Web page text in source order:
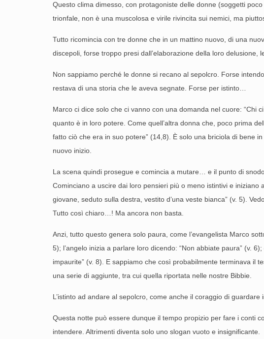
Questo clima dimesso, con protagoniste delle donne (soggetti
trionfale, non è una muscolosa e virile rivincita sui nemici, ma
Tutto ricomincia con tre donne che in un mattino nuovo, di una
discepoli, forse troppo presi dall’elaborazione della loro delusione,
Non sappiamo perché le donne si recano al sepolcro. Forse
restava di una storia che le aveva segnate. Forse per istinto…
Marco ci dice solo che ci vanno con una domanda nel cuore: “Chi
quanto è in loro potere. Come quell’altra donna che, poco prima
fatto ciò che era in suo potere” (14,8). È solo una briciola di bene
nuovo inizio.
La scena quindi prosegue e comincia a mutare… e il punto di
Cominciano a uscire dai loro pensieri più o meno istintivi e iniziano
giovane, seduto sulla destra, vestito d’una veste bianca” (v. 5).
Tutto così chiaro…! Ma ancora non basta.
Anzi, tutto questo genera solo paura, come l’evangelista Marco
5); l’angelo inizia a parlare loro dicendo: “Non abbiate paura” (v.
impaurite” (v. 8). E sappiamo che così probabilmente terminava il
una serie di aggiunte, tra cui quella riportata nelle nostre Bibbie.
L’istinto ad andare al sepolcro, come anche il coraggio di
Questa notte può essere dunque il tempo propizio per fare i conti
intendere. Altrimenti diventa solo uno slogan vuoto e insignificante.